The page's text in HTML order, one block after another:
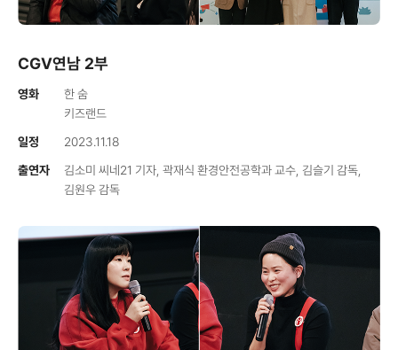
CGV연남 2부
영화
한 숨
키즈랜드
일정
2023.11.18
출연자
김소미 씨네21 기자, 곽재식 환경안전공학과 교수, 김슬기 감독,
김원우 감독